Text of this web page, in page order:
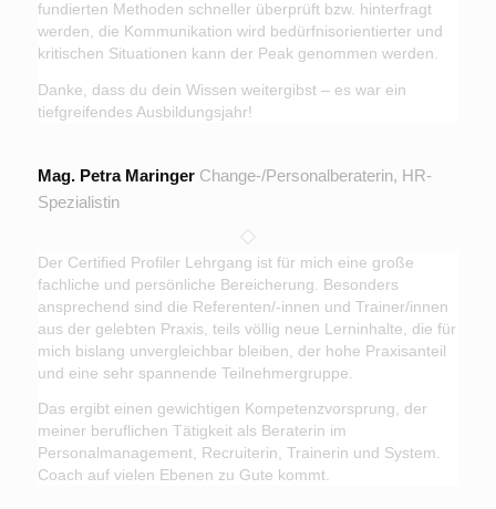
fundierten Methoden schneller überprüft bzw. hinterfragt
werden, die Kommunikation wird bedürfnisorientierter und
kritischen Situationen kann der Peak genommen werden.
Danke, dass du dein Wissen weitergibst – es war ein
tiefgreifendes Ausbildungsjahr!
Mag. Petra Maringer Change-/Personalberaterin, HR-
Spezialistin
Der Certified Profiler Lehrgang ist für mich eine große
fachliche und persönliche Bereicherung. Besonders
ansprechend sind die Referenten/-innen und Trainer/innen
aus der gelebten Praxis, teils völlig neue Lerninhalte, die für
mich bislang unvergleichbar bleiben, der hohe Praxisanteil
und eine sehr spannende Teilnehmergruppe.
Das ergibt einen gewichtigen Kompetenzvorsprung, der
meiner beruflichen Tätigkeit als Beraterin im
Personalmanagement, Recruiterin, Trainerin und System.
Coach auf vielen Ebenen zu Gute kommt.